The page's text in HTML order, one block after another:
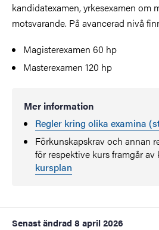
kandidatexamen, yrkesexamen om
motsvarande. På avancerad nivå
Magisterexamen 60 hp
Masterexamen 120 hp
Mer information
Regler kring olika examina
Förkunskapskrav och annan
för respektive kurs framgår av
kursplan
Senast ändrad 8 april 2026